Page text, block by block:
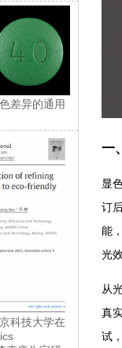
差异的通用
科技大学在
一
显
订
能
光效果
从
真
试